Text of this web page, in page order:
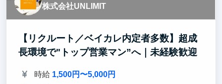
株式会社UNLIMIT
【リクルート／ベイカレ内定者多数】超成
長環境で"トップ営業マン”へ｜未経験歓迎
時給 1,500円〜5,000円